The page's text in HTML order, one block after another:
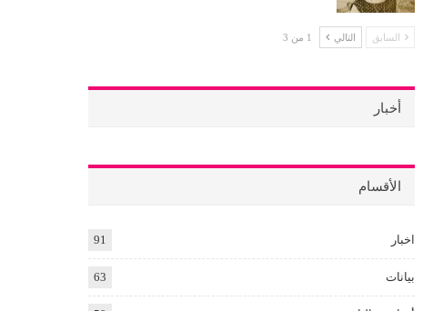
السابق التالي 1 من 3
أخبار
الأقسام
اخبار 91
بيانات 63